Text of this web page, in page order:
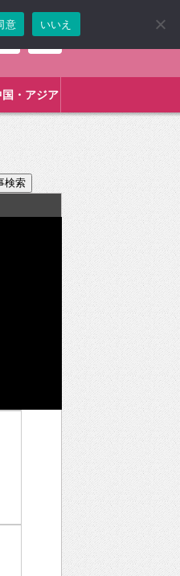
・アジア
意 いいえ